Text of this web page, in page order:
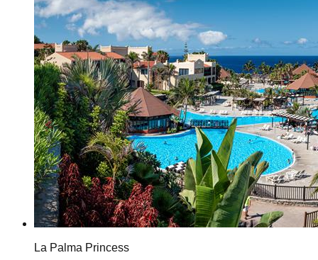
La Palma Princess